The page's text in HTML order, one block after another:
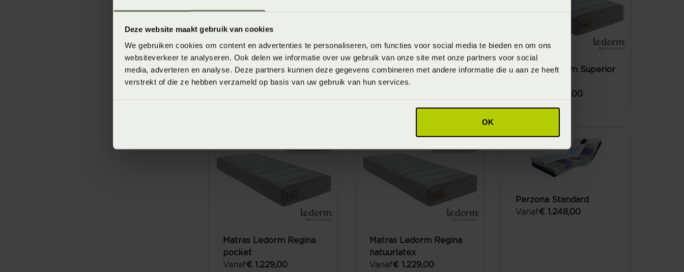
Deze website maakt gebruik van cookies
We gebruiken cookies om content en advertenties te personaliseren, om functies voor social media te bieden en om ons
websiteverkeer te analyseren. Ook delen we informatie over uw gebruik van onze site met onze partners voor social
media, adverteren en analyse. Deze partners kunnen deze gegevens combineren met andere informatie die u aan ze heeft
verstrekt of die ze hebben verzameld op basis van uw gebruik van hun services.
OK
Matras Ledorm Regale
natuurlatex
Matras Ledorm Regale
pocket
Matras Ledorm Superior
€ 2.079,00
Matras Ledorm Regina
pocket
Vanaf€ 1.229,00
Matras Ledorm Regina
natuurlatex
Vanaf€ 1.229,00
Perzona Standard
Vanaf€ 1.248,00